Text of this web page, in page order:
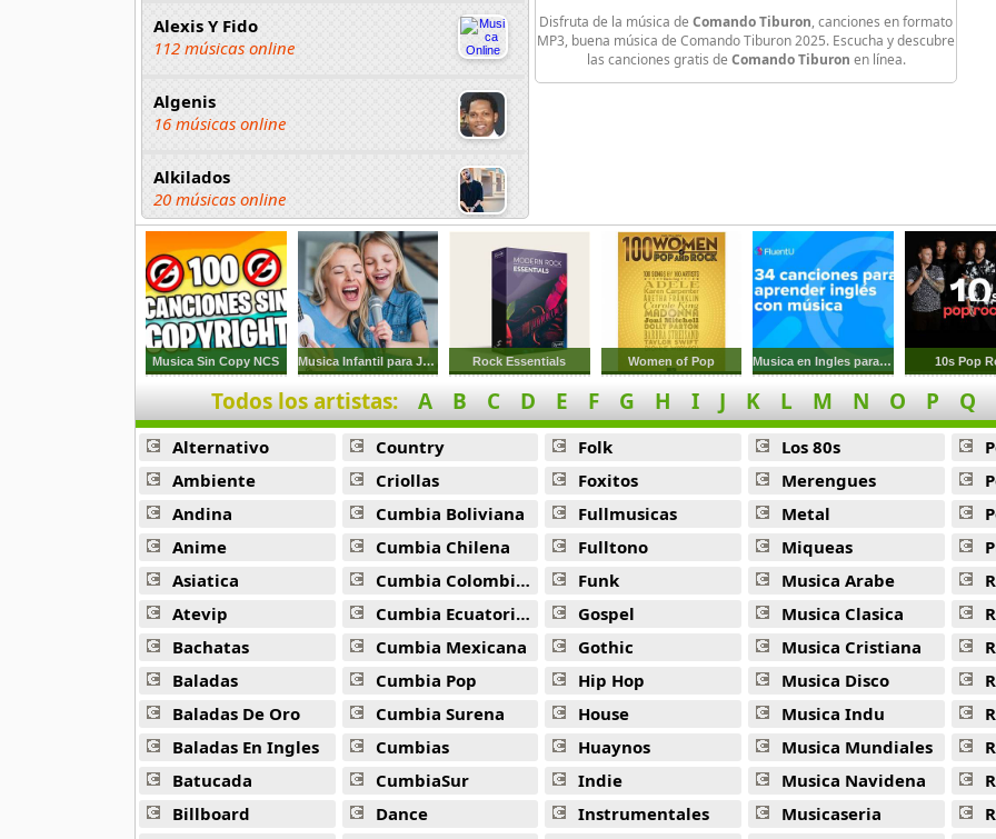
Alexis Y Fido
112 músicas online
Algenis
16 músicas online
Alkilados
20 músicas online
Andy Boy
42 músicas online
Angel Olmos
9 músicas online
Anonimus
20 músicas online
Anton La Voz De Oro
10 músicas online
Anuel Aa
257 músicas online
Arcangel
416 músicas online
Arcangel Y De La Ghetto
101 músicas online
Arthur
4 músicas online
Disfruta de la música de Comando Tiburon, canciones en formato
MP3, buena música de Comando Tiburon 2025. Escucha y descubre
las canciones gratis de Comando Tiburon en línea.
Musica Sin Copy NCS Musica Infantil para Jugar y Cantar Rock Essentials Women of Pop Musica en Ingles para jugar Basquet 10s Pop
Todos los artistas: A B C D E F G H I J K L M N O P Q
Alternativo
Ambiente
Andina
Anime
Asiatica
Atevip
Bachatas
Baladas
Baladas De Oro
Baladas En Ingles
Batucada
Billboard
Country
Criollas
Cumbia Boliviana
Cumbia Chilena
Cumbia Colombiana
Cumbia Ecuatoriana
Cumbia Mexicana
Cumbia Pop
Cumbia Surena
Cumbias
CumbiaSur
Dance
Folk
Foxitos
Fullmusicas
Fulltono
Funk
Gospel
Gothic
Hip Hop
House
Huaynos
Indie
Instrumentales
Los 80s
Merengues
Metal
Miqueas
Musica Arabe
Musica Clasica
Musica Cristiana
Musica Disco
Musica Indu
Musica Mundiales
Musica Navidena
Musicaseria